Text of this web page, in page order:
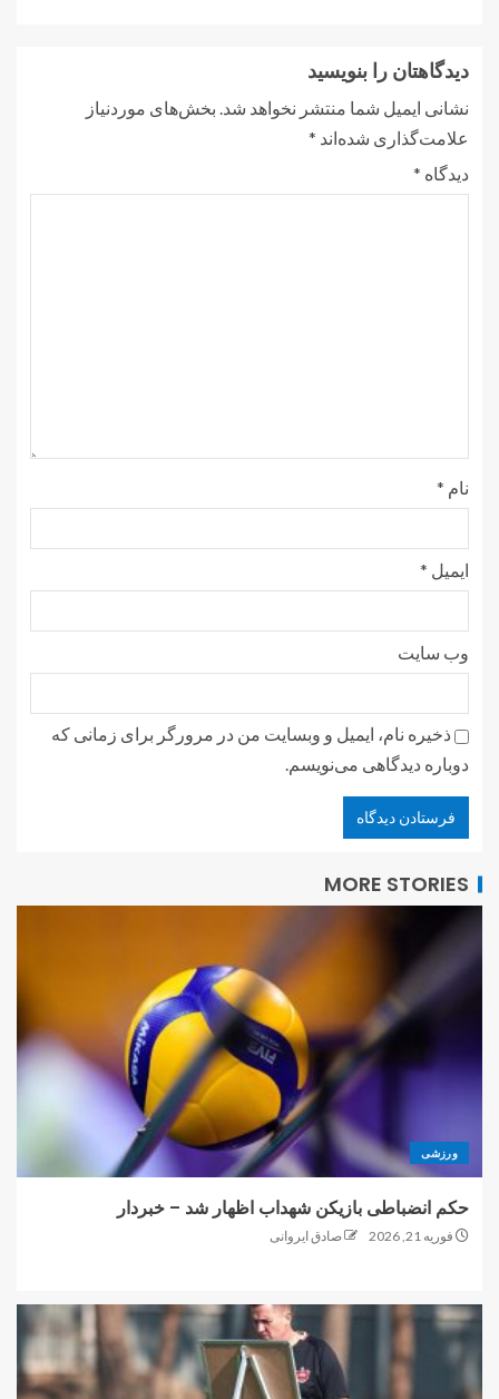
دیدگاهتان را بنویسید
نشانی ایمیل شما منتشر نخواهد شد. بخش‌های موردنیاز
علامت‌گذاری شده‌اند *
دیدگاه *
نام *
ایمیل *
وب‌ سایت
ذخیره نام، ایمیل و وبسایت من در مرورگر برای زمانی که
دوباره دیدگاهی می‌نویسم.
MORE STORIES
ورزشی
حکم انضباطی بازیکن شهداب اظهار شد – خبردار
فوریه 21, 2026 صادق ایروانی